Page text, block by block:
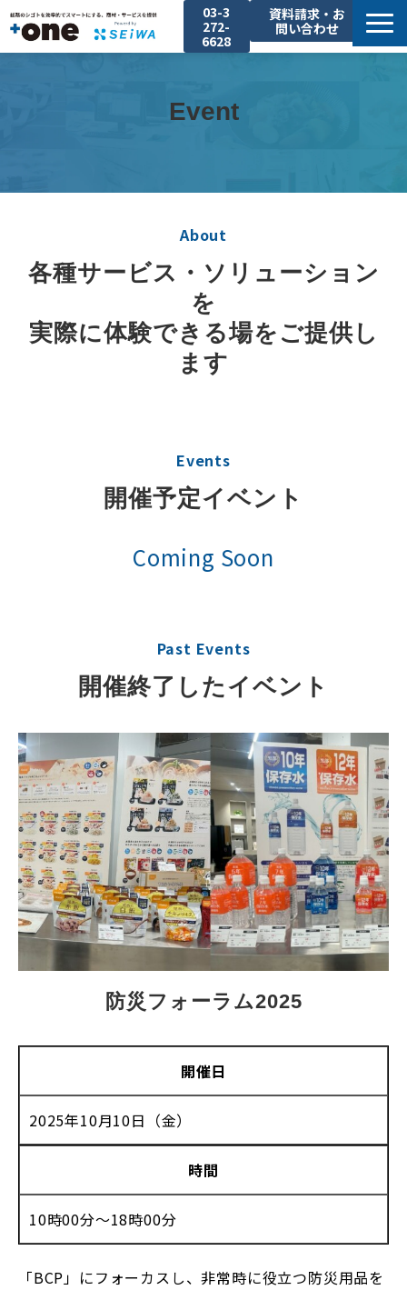
03-3
272-
6628
資料請求・お
問い合わせ
Service
Company
Event
About
各種サービス・ソリューション
を
実際に体験できる場をご提供し
ます
Events
開催予定イベント
Coming Soon
Past Events
開催終了したイベント
防災フォーラム2025
開催日
2025年10月10日（金）
時間
10時00分〜18時00分
「BCP」にフォーカスし、非常時に役立つ防災用品を